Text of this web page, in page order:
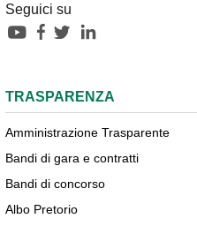
Seguici su
TRASPARENZA
Amministrazione Trasparente
Bandi di gara e contratti
Bandi di concorso
Albo Pretorio